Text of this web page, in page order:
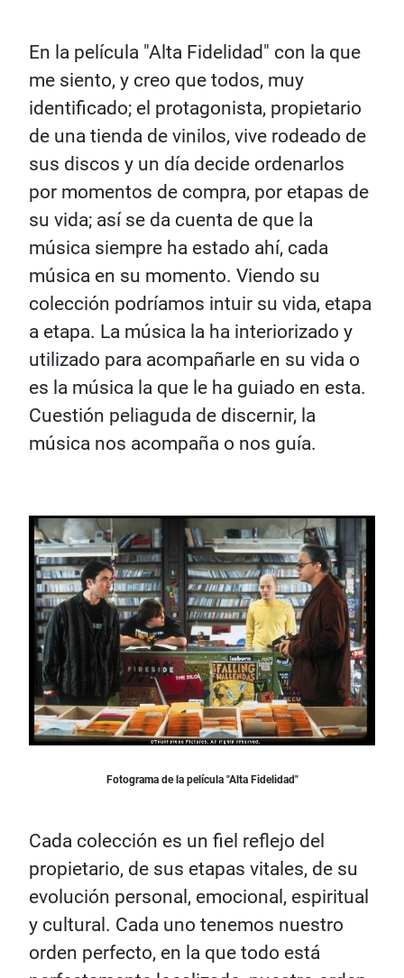
En la película "Alta Fidelidad" con la que
me siento, y creo que todos, muy
identificado; el protagonista, propietario
de una tienda de vinilos, vive rodeado de
sus discos y un día decide ordenarlos
por momentos de compra, por etapas de
su vida; así se da cuenta de que la
música siempre ha estado ahí, cada
música en su momento. Viendo su
colección podríamos intuir su vida, etapa
a etapa. La música la ha interiorizado y
utilizado para acompañarle en su vida o
es la música la que le ha guiado en esta.
Cuestión peliaguda de discernir, la
música nos acompaña o nos guía.
Fotograma de la película "Alta Fidelidad"
Cada colección es un fiel reflejo del
propietario, de sus etapas vitales, de su
evolución personal, emocional, espiritual
y cultural. Cada uno tenemos nuestro
orden perfecto, en la que todo está